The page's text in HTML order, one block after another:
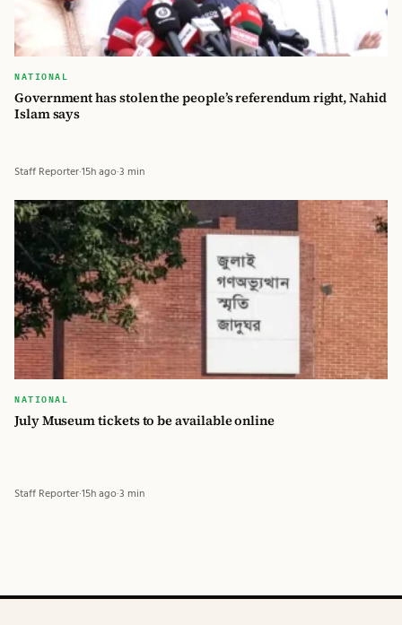
NATIONAL
Government has stolen the people’s referendum right, Nahid
Islam says
Staff Reporter·15h ago·3 min
NATIONAL
July Museum tickets to be available online
Staff Reporter·15h ago·3 min